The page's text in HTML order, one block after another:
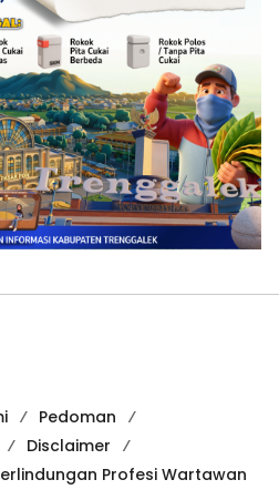
Pedoman
Disclaimer
Profesi Wartawan